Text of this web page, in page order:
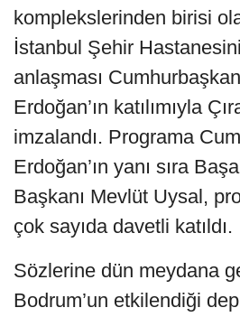
komplekslerinden birisi
İstanbul Şehir
anlaşması
Erdoğan’ın katılımıyla
imzalandı. Programa
Erdoğan’ın yanı sıra
Başkanı Mevlüt Uysal,
çok sayıda davetli katıldı.
Sözlerine dün meydana
Bodrum’un etkilendiği